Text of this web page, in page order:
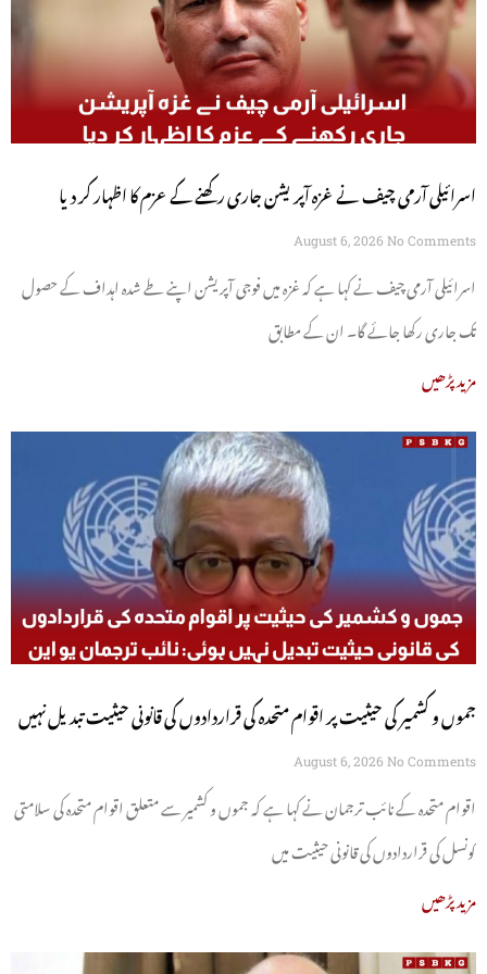
اسرائیلی آرمی چیف نے غزہ آپریشن جاری رکھنے کے عزم کا اظہار کر دیا
August 6, 2026 No Comments
اسرائیلی آرمی چیف نے کہا ہے کہ غزہ میں فوجی آپریشن اپنے طے شدہ اہداف کے حصول
تک جاری رکھا جائے گا۔ ان کے مطابق
مزید پڑھیں
جموں و کشمیر کی حیثیت پر اقوام متحدہ کی قراردادوں کی قانونی حیثیت تبدیل نہیں
ہوئی: نائب ترجمان یو این
August 6, 2026 No Comments
اقوام متحدہ کے نائب ترجمان نے کہا ہے کہ جموں و کشمیر سے متعلق اقوام متحدہ کی سلامتی
کونسل کی قراردادوں کی قانونی حیثیت میں
مزید پڑھیں